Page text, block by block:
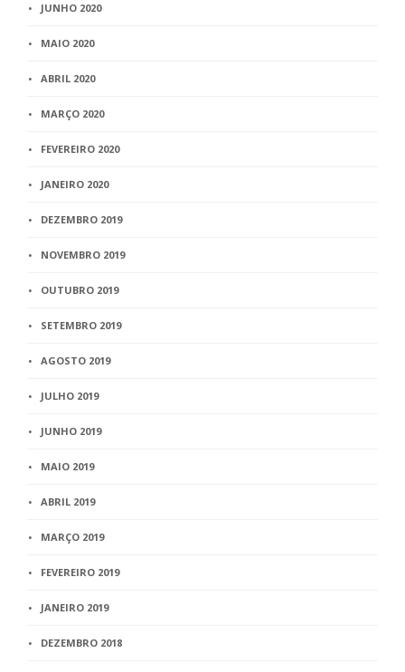
JUNHO 2020
MAIO 2020
ABRIL 2020
MARÇO 2020
FEVEREIRO 2020
JANEIRO 2020
DEZEMBRO 2019
NOVEMBRO 2019
OUTUBRO 2019
SETEMBRO 2019
AGOSTO 2019
JULHO 2019
JUNHO 2019
MAIO 2019
ABRIL 2019
MARÇO 2019
FEVEREIRO 2019
JANEIRO 2019
DEZEMBRO 2018